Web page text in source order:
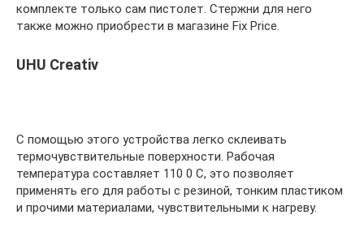
комплекте только сам пистолет. Стержни для него
также можно приобрести в магазине Fix Price.
UHU Creativ
С помощью этого устройства легко склеивать
термочувствительные поверхности. Рабочая
температура составляет 110 0 C, это позволяет
применять его для работы с резиной, тонким пластиком
и прочими материалами, чувствительными к нагреву.